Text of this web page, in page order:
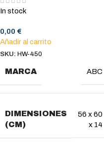
In stock
0,00 €
Añadir al carrito
SKU: HW-450
MARCA ABC
DIMENSIONES
(CM)
56 x 60
x 14